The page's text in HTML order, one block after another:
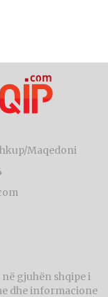
Maqedoni
gjuhën shqipe i
dhe informacione